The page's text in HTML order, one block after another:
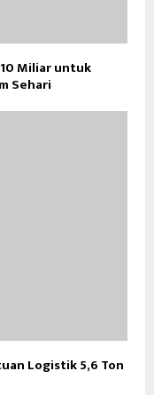
Miliar untuk
Sehari
Logistik 5,6 Ton